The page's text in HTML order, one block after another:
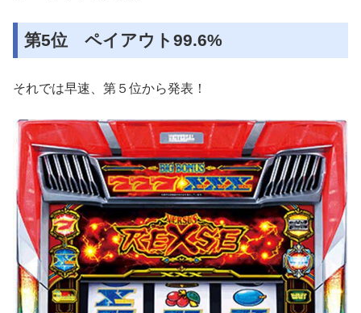
第5位 ペイアウト99.6%
それでは早速、第５位から発表！